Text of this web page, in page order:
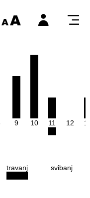
9 10 11 12
travanj svibanj